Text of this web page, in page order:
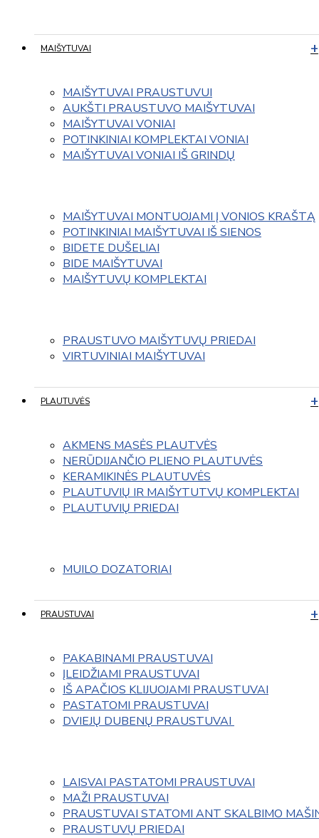
MAIŠYTUVAI
MAIŠYTUVAI PRAUSTUVUI
AUKŠTI PRAUSTUVO MAIŠYTUVAI
MAIŠYTUVAI VONIAI
POTINKINIAI KOMPLEKTAI VONIAI
MAIŠYTUVAI VONIAI IŠ GRINDŲ
MAIŠYTUVAI MONTUOJAMI Į VONIOS KRAŠTĄ
POTINKINIAI MAIŠYTUVAI IŠ SIENOS
BIDETE DUŠELIAI
BIDE MAIŠYTUVAI
MAIŠYTUVŲ KOMPLEKTAI
PRAUSTUVO MAIŠYTUVŲ PRIEDAI
VIRTUVINIAI MAIŠYTUVAI
PLAUTUVĖS
AKMENS MASĖS PLAUTVĖS
NERŪDIJANČIO PLIENO PLAUTUVĖS
KERAMIKINĖS PLAUTUVĖS
PLAUTUVIŲ IR MAIŠYTUTVŲ KOMPLEKTAI
PLAUTUVIŲ PRIEDAI
MUILO DOZATORIAI
PRAUSTUVAI
PAKABINAMI PRAUSTUVAI
ĮLEIDŽIAMI PRAUSTUVAI
IŠ APAČIOS KLIJUOJAMI PRAUSTUVAI
PASTATOMI PRAUSTUVAI
DVIEJŲ DUBENŲ PRAUSTUVAI
LAISVAI PASTATOMI PRAUSTUVAI
MAŽI PRAUSTUVAI
PRAUSTUVAI STATOMI ANT SKALBIMO
PRAUSTUVŲ PRIEDAI